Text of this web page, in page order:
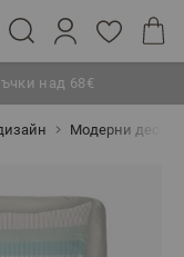
над 68€
Модерни десени